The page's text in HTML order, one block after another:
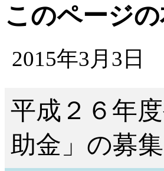
このページ
2015年3月3日
平成２６年
助金」の募